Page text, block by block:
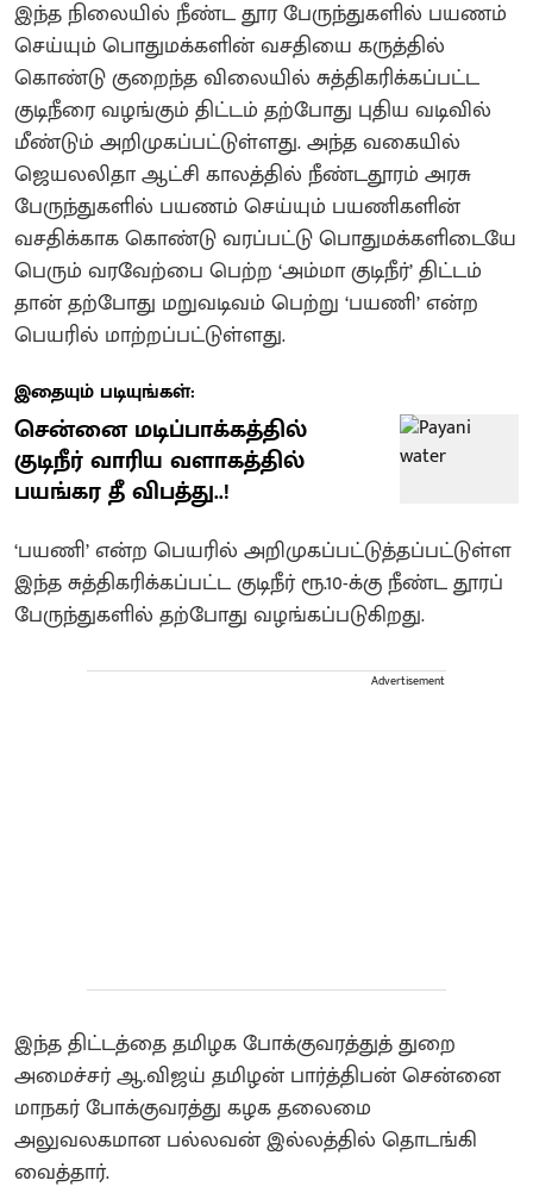
இந்த நிலையில் நீண்ட தூர பேருந்துகளில் பயணம்
செய்யும் பொதுமக்களின் வசதியை கருத்தில்
கொண்டு குறைந்த விலையில் சுத்திகரிக்கப்பட்ட
குடிநீரை வழங்கும் திட்டம் தற்போது புதிய வடிவில்
மீண்டும் அறிமுகப்பட்டுள்ளது. அந்த வகையில்
ஜெயலலிதா ஆட்சி காலத்தில் நீண்டதூரம் அரசு
பேருந்துகளில் பயணம் செய்யும் பயணிகளின்
வசதிக்காக கொண்டு வரப்பட்டு பொதுமக்களிடையே
பெரும் வரவேற்பை பெற்ற ‘அம்மா குடிநீர்’ திட்டம்
தான் தற்போது மறுவடிவம் பெற்று ‘பயணி’ என்ற
பெயரில் மாற்றப்பட்டுள்ளது.
இதையும் படியுங்கள்:
சென்னை மடிப்பாக்கத்தில்
குடிநீர் வாரிய வளாகத்தில்
பயங்கர தீ விபத்து..!
‘பயணி’ என்ற பெயரில் அறிமுகப்பட்டுத்தப்பட்டுள்ள
இந்த சுத்திகரிக்கப்பட்ட குடிநீர் ரூ.10-க்கு நீண்ட தூரப்
பேருந்துகளில் தற்போது வழங்கப்படுகிறது.
Advertisement
இந்த திட்டத்தை தமிழக போக்குவரத்துத் துறை
அமைச்சர் ஆ.விஜய் தமிழன் பார்த்திபன் சென்னை
மாநகர் போக்குவரத்து கழக தலைமை
அலுவலகமான பல்லவன் இல்லத்தில் தொடங்கி
வைத்தார்.